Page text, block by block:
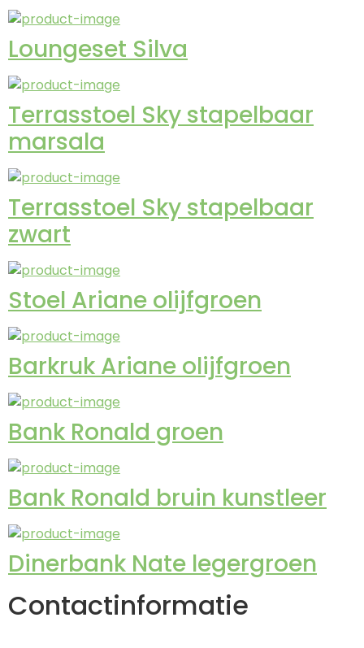
Loungeset Silva
Terrasstoel Sky stapelbaar
marsala
Terrasstoel Sky stapelbaar
zwart
Stoel Ariane olijfgroen
Barkruk Ariane olijfgroen
Bank Ronald groen
Bank Ronald bruin kunstleer
Dinerbank Nate legergroen
Contactinformatie